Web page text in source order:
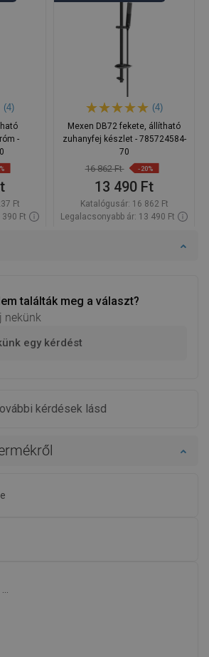
találták meg a választ?
nekünk
egy kérdést
kérdések lásd
(4)
-
Ft
Ft
(4)
Mexen DB72 fekete, állítható
zuhanyfej készlet - 785724584-
70
16 862 Ft -20%
13 490 Ft
Katalógusár: 16 862 Ft
Legalacsonyabb ár: 13 490 Ft